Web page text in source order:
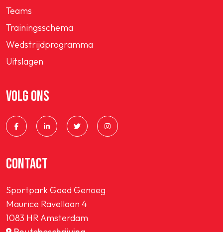
Teams
Trainingsschema
Wedstrijdprogramma
Uitslagen
VOLG ONS
CONTACT
Sportpark Goed Genoeg
Maurice Ravellaan 4
1083 HR Amsterdam